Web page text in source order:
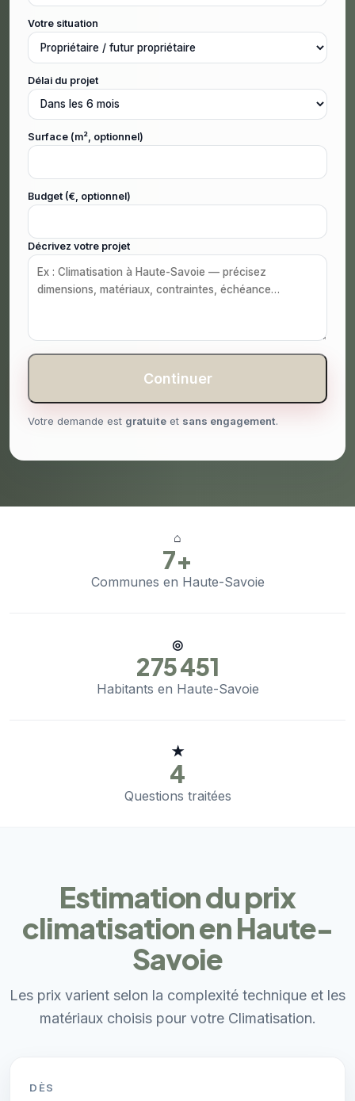
Votre situation
Délai du projet
Surface (m², optionnel)
Budget (€, optionnel)
Décrivez votre projet
Continuer
Votre demande est gratuite et sans engagement.
⌂
7+
Communes en Haute-Savoie
◎
275 451
Habitants en Haute-Savoie
★
4
Questions traitées
Estimation du prix
climatisation en Haute-
Savoie
Les prix varient selon la complexité technique et les
matériaux choisis pour votre Climatisation.
DÈS